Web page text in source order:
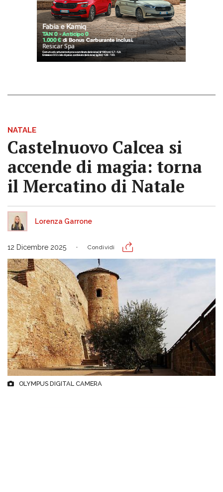
NATALE
Castelnuovo Calcea si
accende di magia: torna
il Mercatino di Natale
Lorenza Garrone
12 Dicembre 2025 Condividi
OLYMPUS DIGITAL CAMERA